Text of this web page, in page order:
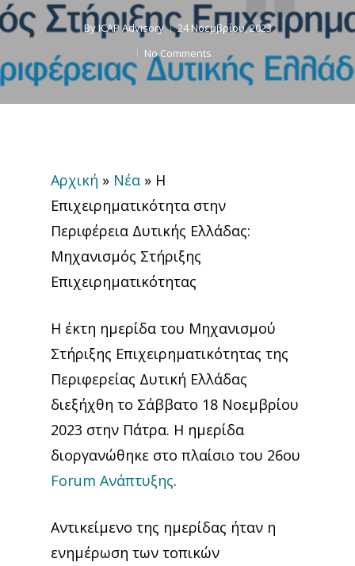
ByICAP Advisory
24 Νοεμβρίου, 2023
No Comments
Αρχική » Νέα » Η
Επιχειρηματικότητα στην
Περιφέρεια Δυτικής Ελλάδας:
Μηχανισμός Στήριξης
Επιχειρηματικότητας
Η έκτη ημερίδα του Μηχανισμού
Στήριξης Επιχειρηματικότητας της
Περιφερείας Δυτική Ελλάδας
διεξήχθη τo Σάββατο 18 Νοεμβρίου
2023 στην Πάτρα. Η ημερίδα
διοργανώθηκε στο πλαίσιο του 26ου
Forum Ανάπτυξης.
Αντικείμενο της ημερίδας ήταν η
ενημέρωση των τοπικών